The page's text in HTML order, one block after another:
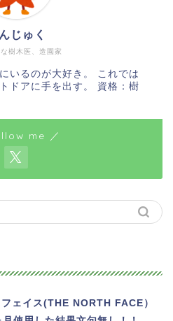
樹木医、造園家
じゅく
いるのが大好き。 これでは
ドアに手を出す。 資格：樹
me ／
ェイス(THE NORTH FACE）